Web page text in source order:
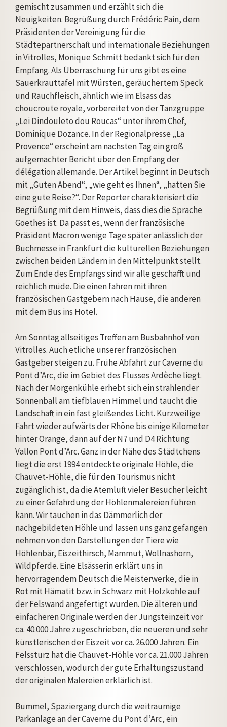
gemischt zusammen und erzählt sich die
Neuigkeiten. Begrüßung durch Frédéric Pain, dem
Präsidenten der Vereinigung für die
Städtepartnerschaft und internationale Beziehungen
in Vitrolles, Monique Schmitt bedankt sich für den
Empfang. Als Überraschung für uns gibt es eine
Sauerkrauttafel mit Würsten, geräuchertem Speck
und Rauchfleisch, ähnlich wie im Elsass das
choucroute royale, vorbereitet von der Tanzgruppe
„Lei Dindouleto dou Roucas“ unter ihrem Chef,
Dominique Dozance. In der Regionalpresse „La
Provence“ erscheint am nächsten Tag ein groß
aufgemachter Bericht über den Empfang der
délégation allemande. Der Artikel beginnt in Deutsch
mit „Guten Abend“, „wie geht es Ihnen“, „hatten Sie
eine gute Reise?“. Der Reporter charakterisiert die
Begrüßung mit dem Hinweis, dass dies die Sprache
Goethes ist. Da passt es, wenn der französische
Präsident Macron wenige Tage später anlässlich der
Buchmesse in Frankfurt die kulturellen Beziehungen
zwischen beiden Ländern in den Mittelpunkt stellt.
Zum Ende des Empfangs sind wir alle geschafft und
reichlich müde. Die einen fahren mit ihren
französischen Gastgebern nach Hause, die anderen
mit dem Bus ins Hotel.
Am Sonntag allseitiges Treffen am Busbahnhof von
Vitrolles. Auch etliche unserer französischen
Gastgeber steigen zu. Frühe Abfahrt zur Caverne du
Pont d’Arc, die im Gebiet des Flusses Ardèche liegt.
Nach der Morgenkühle erhebt sich ein strahlender
Sonnenball am tiefblauen Himmel und taucht die
Landschaft in ein fast gleißendes Licht. Kurzweilige
Fahrt wieder aufwärts der Rhône bis einige Kilometer
hinter Orange, dann auf der N7 und D4 Richtung
Vallon Pont d’Arc. Ganz in der Nähe des Städtchens
liegt die erst 1994 entdeckte originale Höhle, die
Chauvet-Höhle, die für den Tourismus nicht
zugänglich ist, da die Atemluft vieler Besucher leicht
zu einer Gefährdung der Höhlenmalereien führen
kann. Wir tauchen in das Dämmerlich der
nachgebildeten Höhle und lassen uns ganz gefangen
nehmen von den Darstellungen der Tiere wie
Höhlenbär, Eiszeithirsch, Mammut, Wollnashorn,
Wildpferde. Eine Elsässerin erklärt uns in
hervorragendem Deutsch die Meisterwerke, die in
Rot mit Hämatit bzw. in Schwarz mit Holzkohle auf
der Felswand angefertigt wurden. Die älteren und
einfacheren Originale werden der Jungsteinzeit vor
ca. 40.000 Jahre zugeschrieben, die neueren und sehr
künstlerischen der Eiszeit vor ca. 26.000 Jahren. Ein
Felssturz hat die Chauvet-Höhle vor ca. 21.000 Jahren
verschlossen, wodurch der gute Erhaltungszustand
der originalen Malereien erklärlich ist.
Bummel, Spaziergang durch die weiträumige
Parkanlage an der Caverne du Pont d’Arc, ein